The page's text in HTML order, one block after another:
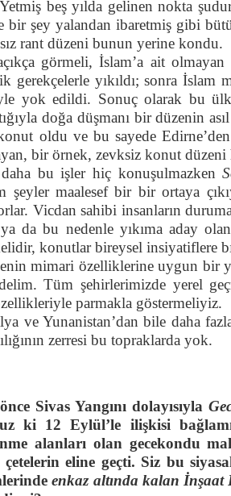
beş yılda gelinen nokta
bir şey yalandan ibaretmiş gibi
rant düzeni bunun yerine kondu.
görmeli, İslam’a ait
gerekçelerle yıkıldı; sonra İslam
yok edildi. Sonuç olarak bu
doğa düşmanı bir düzenin
oldu ve bu sayede
bir örnek, zevksiz konut düzeni
daha bu işler hiç konuşulmazken
şeyler maalesef bir bir ortaya
Vicdan sahibi insanların
da bu nedenle yıkıma aday
konutlar bireysel insiyatiflere
mimari özelliklerine uygun bir
Tüm şehirlerimizde yerel
parmakla göstermeliyiz.
ve Yunanistan’dan bile daha
zerresi bu topraklarda yok.
Sivas Yangını dolayısıyla
ki 12 Eylül’le ilişkisi
alanları olan gecekondu
çetelerin eline geçti. Siz bu
enkaz altında kalan İnşaat